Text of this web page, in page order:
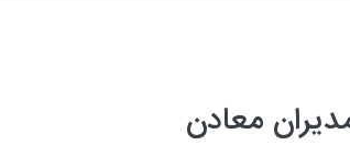
معادن